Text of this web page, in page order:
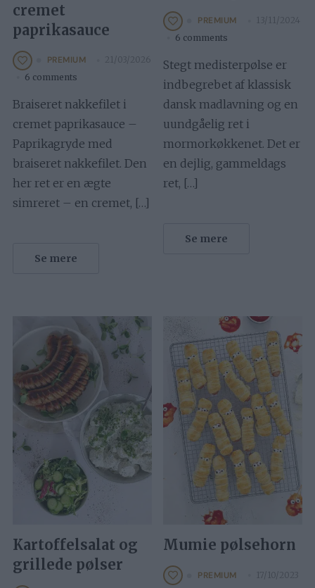
cremet
paprikasauce
PREMIUM
21/03/2026
6 comments
Braiseret nakkefilet i
cremet paprikasauce –
Paprikagryde med
braiseret nakkefilet. Den
her ret er en ægte
simreret – en cremet, […]
Se mere
PREMIUM
13/11/2024
6 comments
Stegt medisterpølse er
indbegrebet af klassisk
dansk madlavning og en
uundgåelig ret i
mormorkøkkenet. Det er
en dejlig, gammeldags
ret, […]
Se mere
Kartoffelsalat og
grillede pølser
Mumie pølsehorn
PREMIUM
17/10/2023